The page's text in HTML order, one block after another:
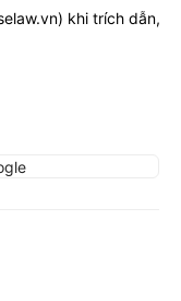
) khi trích dẫn,